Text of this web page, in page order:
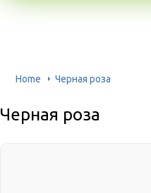
Home Черная роза
Черная роза